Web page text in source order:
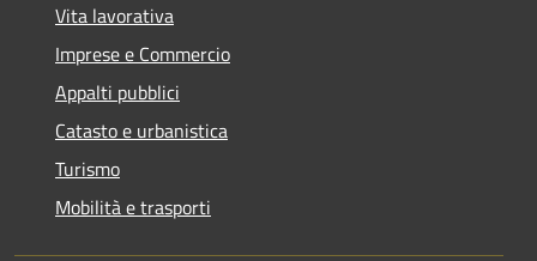
Vita lavorativa
Imprese e Commercio
Appalti pubblici
Catasto e urbanistica
Turismo
Mobilità e trasporti